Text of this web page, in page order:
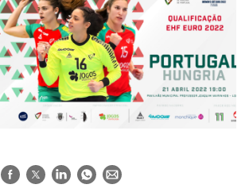
Facebook
TwitterLinkedInWhatsApp
E-